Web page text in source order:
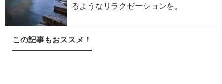
るようなリラクゼーションを。
この記事もおススメ！